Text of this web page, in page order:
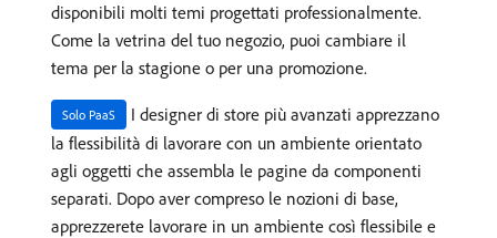
disponibili molti temi progettati professionalmente.
Come la vetrina del tuo negozio, puoi cambiare il
tema per la stagione o per una promozione.
Solo PaaS
I designer di store più avanzati apprezzano
la flessibilità di lavorare con un ambiente orientato
agli oggetti che assembla le pagine da componenti
separati. Dopo aver compreso le nozioni di base,
apprezzerete lavorare in un ambiente così flessibile e